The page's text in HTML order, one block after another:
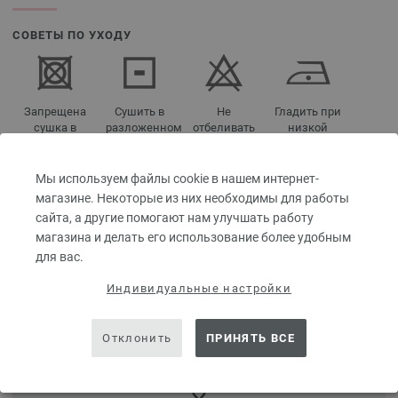
Мы используем файлы cookie в нашем интернет-
магазине. Некоторые из них необходимы для работы
сайта, а другие помогают нам улучшать работу
магазина и делать его использование более удобным
для вас.
Индивидуальные настройки
Отклонить ПРИНЯТЬ ВСЕ
СОВЕТЫ ПО УХОДУ
Запрещена
сушка в
Сушить в
разложенном
Не
отбеливать
Гладить при
низкой
Ручная
стирка